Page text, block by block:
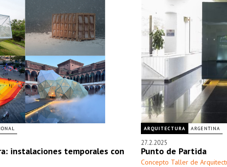
instalaciones temporales con
ARQUITECTURA ARGENTINA
27.2.2025
Punto de Partida
Concepto Taller de